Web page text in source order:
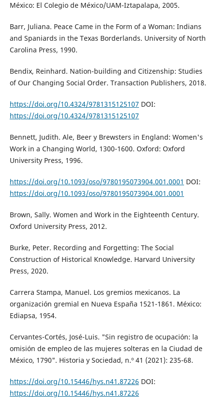
México: El Colegio de México/UAM-Iztapalapa, 2005.
Barr, Juliana. Peace Came in the Form of a Woman: Indians
and Spaniards in the Texas Borderlands. University of North
Carolina Press, 1990.
Bendix, Reinhard. Nation-building and Citizenship: Studies
of Our Changing Social Order. Transaction Publishers, 2018.
https://doi.org/10.4324/9781315125107 DOI:
https://doi.org/10.4324/9781315125107
Bennett, Judith. Ale, Beer y Brewsters in England: Women's
Work in a Changing World, 1300-1600. Oxford: Oxford
University Press, 1996.
https://doi.org/10.1093/oso/9780195073904.001.0001 DOI:
https://doi.org/10.1093/oso/9780195073904.001.0001
Brown, Sally. Women and Work in the Eighteenth Century.
Oxford University Press, 2012.
Burke, Peter. Recording and Forgetting: The Social
Construction of Historical Knowledge. Harvard University
Press, 2020.
Carrera Stampa, Manuel. Los gremios mexicanos. La
organización gremial en Nueva España 1521-1861. México:
Ediapsa, 1954.
Cervantes-Cortés, José-Luis. "Sin registro de ocupación: la
omisión de empleo de las mujeres solteras en la Ciudad de
México, 1790". Historia y Sociedad, n.º 41 (2021): 235-68.
https://doi.org/10.15446/hys.n41.87226 DOI:
https://doi.org/10.15446/hys.n41.87226